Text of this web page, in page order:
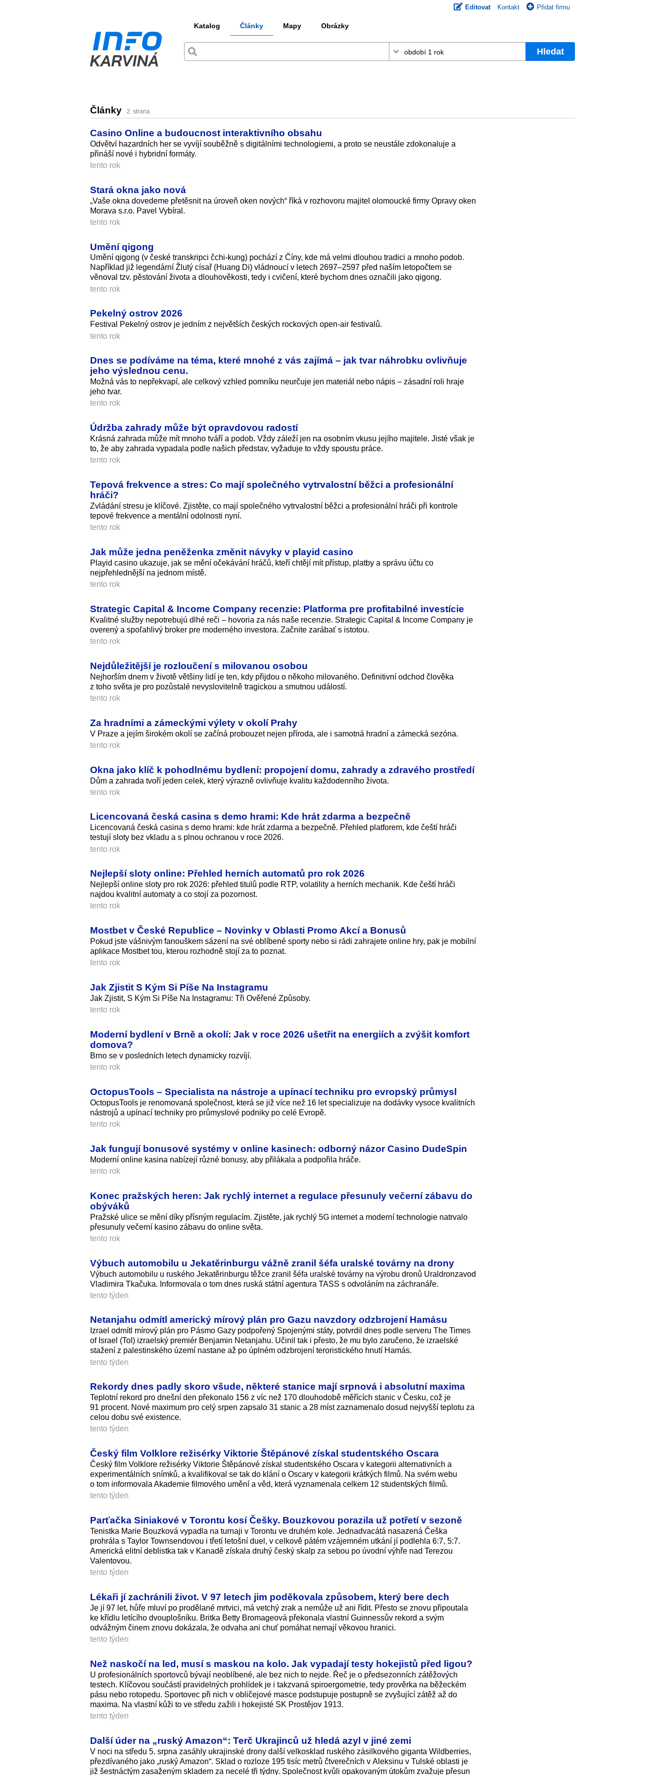
Editovat Kontakt Přidat firmu
Katalog Články Mapy Obrázky
Hledat
Články 2. strana
Casino Online a budoucnost interaktivního obsahu
Odvětví hazardních her se vyvíjí souběžně s digitálními technologiemi, a proto se neustále zdokonaluje a
přináší nové i hybridní formáty.
tento rok
Stará okna jako nová
„Vaše okna dovedeme přetěsnit na úroveň oken nových“ říká v rozhovoru majitel olomoucké firmy Opravy oken
Morava s.r.o. Pavel Vybíral.
tento rok
Umění qigong
Umění qigong (v české transkripci čchi-kung) pochází z Číny, kde má velmi dlouhou tradici a mnoho podob.
Například již legendární Žlutý císař (Huang Di) vládnoucí v letech 2697–2597 před naším letopočtem se
věnoval tzv. pěstování života a dlouhověkosti, tedy i cvičení, které bychom dnes označili jako qigong.
tento rok
Pekelný ostrov 2026
Festival Pekelný ostrov je jedním z největších českých rockových open-air festivalů.
tento rok
Dnes se podíváme na téma, které mnohé z vás zajímá – jak tvar náhrobku ovlivňuje
jeho výslednou cenu.
Možná vás to nepřekvapí, ale celkový vzhled pomníku neurčuje jen materiál nebo nápis – zásadní roli hraje
jeho tvar.
tento rok
Údržba zahrady může být opravdovou radostí
Krásná zahrada může mít mnoho tváří a podob. Vždy záleží jen na osobním vkusu jejího majitele. Jisté však je
to, že aby zahrada vypadala podle našich představ, vyžaduje to vždy spoustu práce.
tento rok
Tepová frekvence a stres: Co mají společného vytrvalostní běžci a profesionální
hráči?
Zvládání stresu je klíčové. Zjistěte, co mají společného vytrvalostní běžci a profesionální hráči při kontrole
tepové frekvence a mentální odolnosti nyní.
tento rok
Jak může jedna peněženka změnit návyky v playid casino
Playid casino ukazuje, jak se mění očekávání hráčů, kteří chtějí mít přístup, platby a správu účtu co
nejpřehlednější na jednom místě.
tento rok
Strategic Capital & Income Company recenzie: Platforma pre profitabilné investície
Kvalitné služby nepotrebujú dlhé reči – hovoria za nás naše recenzie. Strategic Capital & Income Company je
overený a spoľahlivý broker pre moderného investora. Začnite zarábať s istotou.
tento rok
Nejdůležitější je rozloučení s milovanou osobou
Nejhorším dnem v životě většiny lidí je ten, kdy přijdou o někoho milovaného. Definitivní odchod člověka
z toho světa je pro pozůstalé nevyslovitelně tragickou a smutnou událostí.
tento rok
Za hradními a zámeckými výlety v okolí Prahy
V Praze a jejím širokém okolí se začíná probouzet nejen příroda, ale i samotná hradní a zámecká sezóna.
tento rok
Okna jako klíč k pohodlnému bydlení: propojení domu, zahrady a zdravého prostředí
Dům a zahrada tvoří jeden celek, který výrazně ovlivňuje kvalitu každodenního života.
tento rok
Licencovaná česká casina s demo hrami: Kde hrát zdarma a bezpečně
Licencovaná česká casina s demo hrami: kde hrát zdarma a bezpečně. Přehled platforem, kde čeští hráči
testují sloty bez vkladu a s plnou ochranou v roce 2026.
tento rok
Nejlepší sloty online: Přehled herních automatů pro rok 2026
Nejlepší online sloty pro rok 2026: přehled titulů podle RTP, volatility a herních mechanik. Kde čeští hráči
najdou kvalitní automaty a co stojí za pozornost.
tento rok
Mostbet v České Republice – Novinky v Oblasti Promo Akcí a Bonusů
Pokud jste vášnivým fanouškem sázení na své oblíbené sporty nebo si rádi zahrajete online hry, pak je mobilní
aplikace Mostbet tou, kterou rozhodně stojí za to poznat.
tento rok
Jak Zjistit S Kým Si Píše Na Instagramu
Jak Zjistit, S Kým Si Píše Na Instagramu: Tři Ověřené Způsoby.
tento rok
Moderní bydlení v Brně a okolí: Jak v roce 2026 ušetřit na energiích a zvýšit komfort
domova?
Brno se v posledních letech dynamicky rozvíjí.
tento rok
OctopusTools – Specialista na nástroje a upínací techniku pro evropský průmysl
OctopusTools je renomovaná společnost, která se již více než 16 let specializuje na dodávky vysoce kvalitních
nástrojů a upínací techniky pro průmyslové podniky po celé Evropě.
tento rok
Jak fungují bonusové systémy v online kasinech: odborný názor Casino DudeSpin
Moderní online kasina nabízejí různé bonusy, aby přilákala a podpořila hráče.
tento rok
Konec pražských heren: Jak rychlý internet a regulace přesunuly večerní zábavu do
obýváků
Pražské ulice se mění díky přísným regulacím. Zjistěte, jak rychlý 5G internet a moderní technologie natrvalo
přesunuly večerní kasino zábavu do online světa.
tento rok
Výbuch automobilu u Jekatěrinburgu vážně zranil šéfa uralské továrny na drony
Výbuch automobilu u ruského Jekatěrinburgu těžce zranil šéfa uralské továrny na výrobu dronů Uraldronzavod
Vladimira Tkačuka. Informovala o tom dnes ruská státní agentura TASS s odvoláním na záchranáře.
tento týden
Netanjahu odmítl americký mírový plán pro Gazu navzdory odzbrojení Hamásu
Izrael odmítl mírový plán pro Pásmo Gazy podpořený Spojenými státy, potvrdil dnes podle serveru The Times
of Israel (ToI) izraelský premiér Benjamin Netanjahu. Učinil tak i přesto, že mu bylo zaručeno, že izraelské
stažení z palestinského území nastane až po úplném odzbrojení teroristického hnutí Hamás.
tento týden
Rekordy dnes padly skoro všude, některé stanice mají srpnová i absolutní maxima
Teplotní rekord pro dnešní den překonalo 156 z víc než 170 dlouhodobě měřících stanic v Česku, což je
91 procent. Nové maximum pro celý srpen zapsalo 31 stanic a 28 míst zaznamenalo dosud nejvyšší teplotu za
celou dobu své existence.
tento týden
Český film Volklore režisérky Viktorie Štěpánové získal studentského Oscara
Český film Volklore režisérky Viktorie Štěpánové získal studentského Oscara v kategorii alternativních a
experimentálních snímků, a kvalifikoval se tak do klání o Oscary v kategorii krátkých filmů. Na svém webu
o tom informovala Akademie filmového umění a věd, která vyznamenala celkem 12 studentských fil­mů.
tento týden
Parťačka Siniakové v Torontu kosí Češky. Bouzkovou porazila už potřetí v sezoně
Tenistka Marie Bouzková vypadla na turnaji v Torontu ve druhém kole. Jednadvacátá nasazená Češka
prohrála s Taylor Townsendovou i třetí letošní duel, v celkově pátém vzájemném utkání jí podlehla 6:7, 5:7.
Americká elitní deblistka tak v Kanadě získala druhý český skalp za sebou po úvodní výhře nad Terezou
Valentovou.
tento týden
Lékaři jí zachránili život. V 97 letech jim poděkovala způsobem, který bere dech
Je jí 97 let, hůře mluví po prodělané mrtvici, má vetchý zrak a nemůže už ani řídit. Přesto se znovu připoutala
ke křídlu letícího dvouplošníku. Britka Betty Bromageová překonala vlastní Guinnessův rekord a svým
odvážným činem znovu dokázala, že odvaha ani chuť pomáhat nemají věkovou hranici.
tento týden
Než naskočí na led, musí s maskou na kolo. Jak vypadají testy hokejistů před ligou?
U profesionálních sportovců bývají neoblíbené, ale bez nich to nejde. Řeč je o předsezonních zátěžových
testech. Klíčovou součástí pravidelných prohlídek je i takzvaná spiroergometrie, tedy prověrka na běžeckém
pásu nebo rotopedu. Sportovec při nich v obličejové masce podstupuje postupně se zvyšující zátěž až do
maxima. Na vlastní kůži to ve středu zažili i hokejisté SK Prostějov 1913.
tento týden
Další úder na „ruský Amazon“: Terč Ukrajinců už hledá azyl v jiné zemi
V noci na středu 5. srpna zasáhly ukrajinské drony další velkosklad ruského zásilkového giganta Wildberries,
přezdívaného jako „ruský Amazon“. Sklad o rozloze 195 tisíc metrů čtverečních v Aleksinu v Tulské oblasti je
již šestnáctým zasaženým skladem za necelé tři týdny. Společnost kvůli opakovaným útokům zvažuje přesun